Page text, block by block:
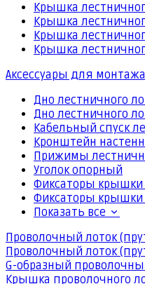
Крышка
Крышка
Крышка
Крышка
Аксессуары для
Дно лестничного
Дно лестничного
Кабельный спуск
Кронштейн
Прижимы
Уголок опорный
Фиксаторы крышки
Фиксаторы крышки
Показать все
Проволочный лоток
Проволочный лоток
G-образный
Крышка проволочного